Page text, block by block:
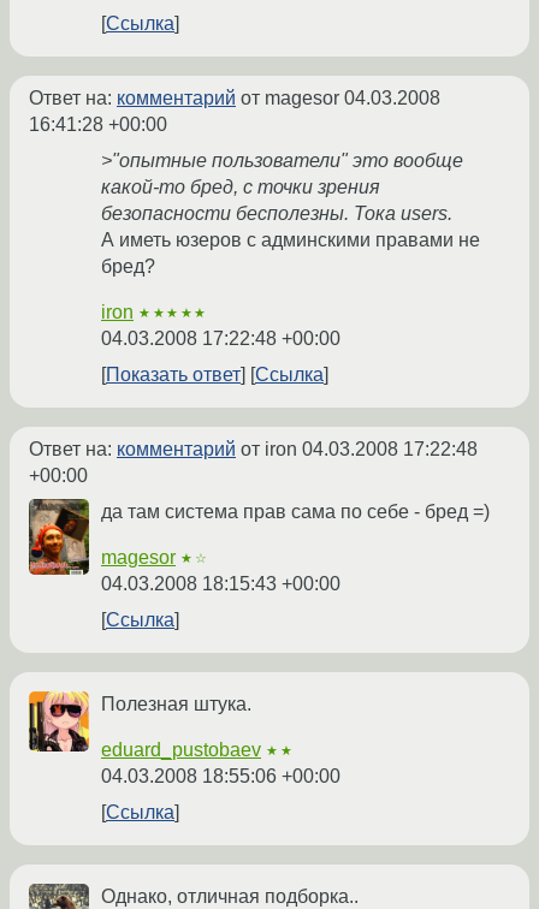
Ссылка
Ответ на: комментарий от magesor 04.03.2008
16:41:28 +00:00
>"опытные пользователи" это вообще
какой-то бред, с точки зрения
безопасности бесполезны. Тока users.
А иметь юзеров с админскими правами не
бред?
iron ★★★★★
04.03.2008 17:22:48 +00:00
Показать ответ
Ссылка
Ответ на: комментарий от iron 04.03.2008 17:22:48
+00:00
да там система прав сама по себе - бред =)
magesor ★☆
04.03.2008 18:15:43 +00:00
Ссылка
Полезная штука.
eduard_pustobaev ★★
04.03.2008 18:55:06 +00:00
Ссылка
Однако, отличная подборка..